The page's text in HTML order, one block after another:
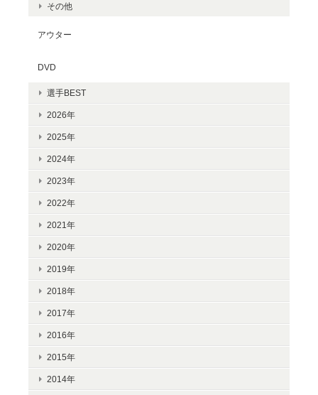
その他
アウター
DVD
選手BEST
2026年
2025年
2024年
2023年
2022年
2021年
2020年
2019年
2018年
2017年
2016年
2015年
2014年